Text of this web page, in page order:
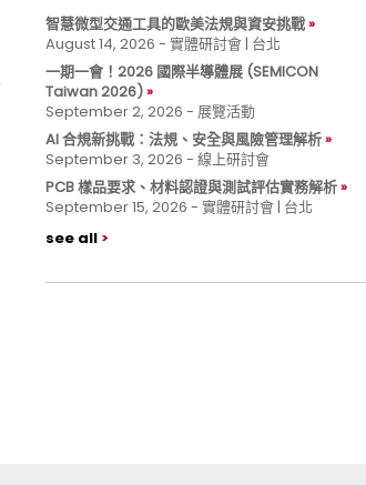
智慧微型交通工具的歐美法規與資安挑戰
August 14, 2026 - 實體研討會 | 台北
一期一會！2026 國際半導體展 (SEMICON
Taiwan 2026)
September 2, 2026 - 展覽活動
AI 合規新挑戰：法規、安全與風險管理解析
September 3, 2026 - 線上研討會
PCB 樣品要求、材料認證與測試評估實務解析
September 15, 2026 - 實體研討會 | 台北
see all